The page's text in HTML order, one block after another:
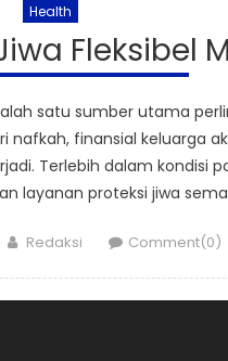
Health
Fleksibel
satu sumber utama
finansial keluarga
Terlebih dalam kondisi
layanan proteksi jiwa
Author
Redaksi Comment(0)